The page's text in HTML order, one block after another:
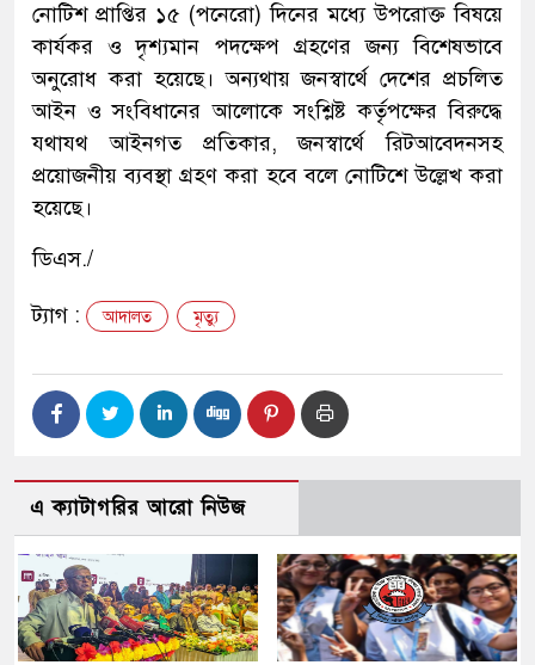
নোটিশ প্রাপ্তির ১৫ (পনেরো) দিনের মধ্যে উপরোক্ত বিষয়ে
কার্যকর ও দৃশ্যমান পদক্ষেপ গ্রহণের জন্য বিশেষভাবে
অনুরোধ করা হয়েছে। অন্যথায় জনস্বার্থে দেশের প্রচলিত
আইন ও সংবিধানের আলোকে সংশ্লিষ্ট কর্তৃপক্ষের বিরুদ্ধে
যথাযথ আইনগত প্রতিকার, জনস্বার্থে রিটআবেদনসহ
প্রয়োজনীয় ব্যবস্থা গ্রহণ করা হবে বলে নোটিশে উল্লেখ করা
হয়েছে।
ডিএস./
ট্যাগ : আদালত মৃত্যু
এ ক্যাটাগরির আরো নিউজ